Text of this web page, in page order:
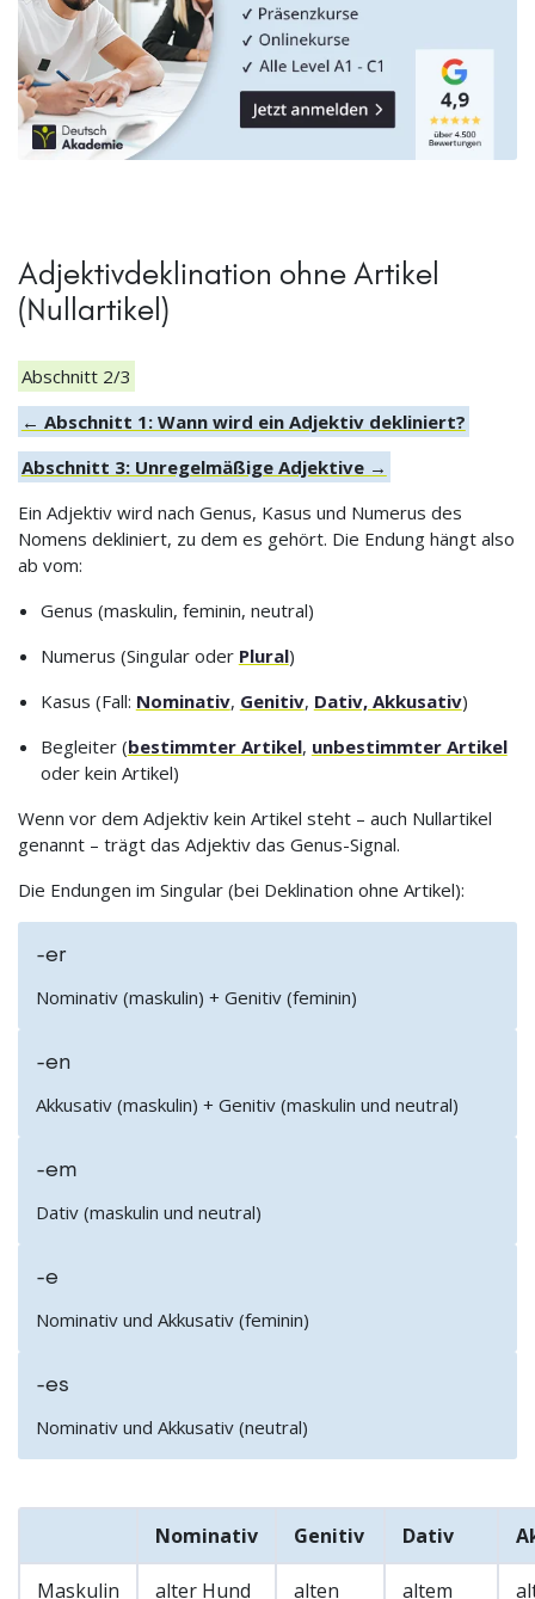
Adjektivdeklination ohne Artikel
(Nullartikel)
Abschnitt 2/3
← Abschnitt 1: Wann wird ein Adjektiv dekliniert?
Abschnitt 3: Unregelmäßige Adjektive →
Ein Adjektiv wird nach Genus, Kasus und Numerus des
Nomens dekliniert, zu dem es gehört. Die Endung hängt also
ab vom:
Genus (maskulin, feminin, neutral)
Numerus (Singular oder Plural)
Kasus (Fall: Nominativ, Genitiv, Dativ, Akkusativ)
Begleiter (bestimmter Artikel, unbestimmter Artikel
oder kein Artikel)
Wenn vor dem Adjektiv kein Artikel steht – auch Nullartikel
genannt – trägt das Adjektiv das Genus-Signal.
Die Endungen im Singular (bei Deklination ohne Artikel):
-er
Nominativ (maskulin) + Genitiv (feminin)
-en
Akkusativ (maskulin) + Genitiv (maskulin und neutral)
-em
Dativ (maskulin und neutral)
-e
Nominativ und Akkusativ (feminin)
-es
Nominativ und Akkusativ (neutral)
Nominativ Genitiv Dativ
Maskulin alter Hund alten altem